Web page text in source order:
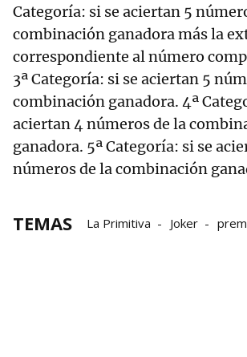
Categoría: si se aciertan 5
combinación ganadora más la
correspondiente al número
3ª Categoría: si se aciertan 5
combinación ganadora. 4ª
aciertan 4 números de la
ganadora. 5ª Categoría: si se
números de la combinación
TEMAS La Primitiva Joker